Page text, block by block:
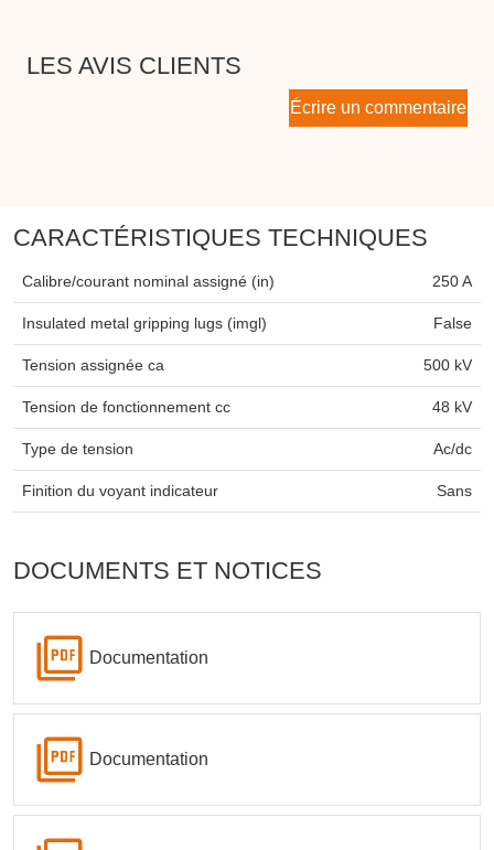
LES AVIS CLIENTS
Écrire un commentaire
CARACTÉRISTIQUES TECHNIQUES
Calibre/courant nominal assigné (in) 250 A
Insulated metal gripping lugs (imgl) False
Tension assignée ca 500 kV
Tension de fonctionnement cc 48 kV
Type de tension Ac/dc
Finition du voyant indicateur Sans
DOCUMENTS ET NOTICES
Documentation
Documentation